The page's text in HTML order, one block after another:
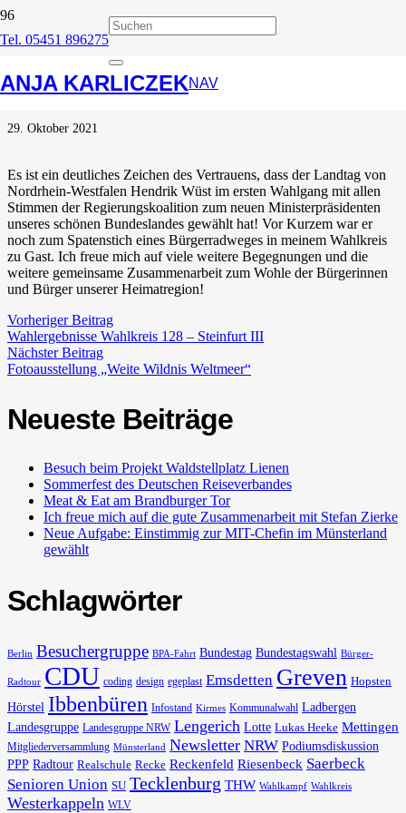
Tel. 05451 896275
ANJA KARLICZEKNAV
Herzlichen Glückwunsch
Hendrik Wüst!!
29. Oktober 2021
Es ist ein deutliches Zeichen des Vertrauens, dass der Landtag von
Nordrhein-Westfalen Hendrik Wüst im ersten Wahlgang mit allen
Stimmen der Regierungskoalition zum neuen Ministerpräsidenten
unseres schönen Bundeslandes gewählt hat! Vor Kurzem war er
noch zum Spatenstich eines Bürgerradweges in meinem Wahlkreis
zu Gast. Ich freue mich auf viele weitere Begegnungen und die
weitere gemeinsame Zusammenarbeit zum Wohle der Bürgerinnen
und Bürger unserer Heimatregion!
Vorheriger Beitrag
Wahlergebnisse Wahlkreis 128 – Steinfurt III
Nächster Beitrag
Fotoausstellung „Weite Wildnis Weltmeer“
Neueste Beiträge
Besuch beim Projekt Waldstellplatz Lienen
Sommerfest des Deutschen Reiseverbandes
Meat & Eat am Brandburger Tor
Ich freue mich auf die gute Zusammenarbeit mit Stefan Zierke
Neue Aufgabe: Einstimmig zur MIT-Chefin im Münsterland
gewählt
Schlagwörter
Berlin Besuchergruppe BPA-Fahrt Bundestag Bundestagswahl Bürger-
Radtour CDU coding design egeplast Emsdetten Greven Hopsten
Hörstel Ibbenbüren Infostand Kirmes Kommunalwahl Ladbergen
Landesgruppe Landesgruppe NRW Lengerich Lotte Lukas Heeke Mettingen
Mitgliederversammlung Münsterland Newsletter NRW Podiumsdiskussion
PPP Radtour Realschule Recke Reckenfeld Riesenbeck Saerbeck
Senioren Union SU Tecklenburg THW Wahlkampf Wahlkreis
Westerkappeln WLV